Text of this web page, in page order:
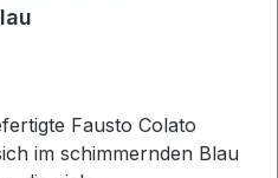
Fausto Colato
im schimmernden Blau